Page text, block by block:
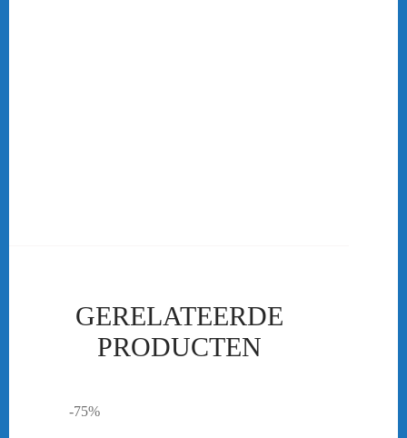
GERELATEERDE
PRODUCTEN
-75%